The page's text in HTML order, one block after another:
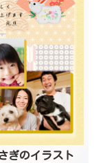
ぎのイラスト